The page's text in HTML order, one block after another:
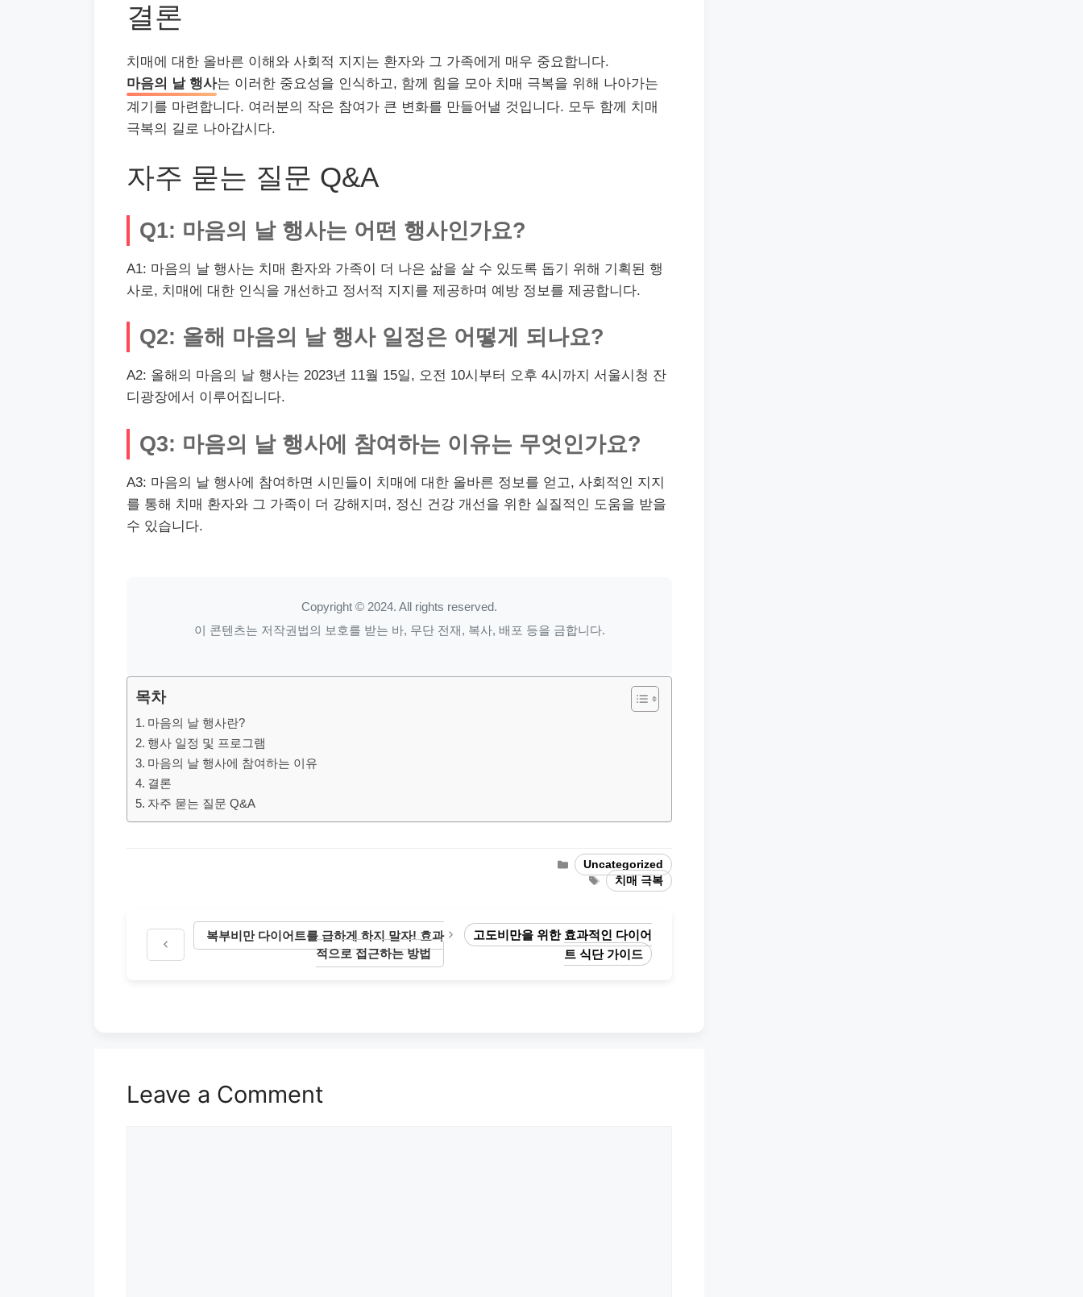
결론
치매에 대한 올바른 이해와 사회적 지지는 환자와 그 가족에게 매우 중요합니다.
마음의 날 행사는 이러한 중요성을 인식하고, 함께 힘을 모아 치매 극복을 위해 나아가는
계기를 마련합니다. 여러분의 작은 참여가 큰 변화를 만들어낼 것입니다. 모두 함께 치매
극복의 길로 나아갑시다.
자주 묻는 질문 Q&A
Q1: 마음의 날 행사는 어떤 행사인가요?
A1: 마음의 날 행사는 치매 환자와 가족이 더 나은 삶을 살 수 있도록 돕기 위해 기획된 행
사로, 치매에 대한 인식을 개선하고 정서적 지지를 제공하며 예방 정보를 제공합니다.
Q2: 올해 마음의 날 행사 일정은 어떻게 되나요?
A2: 올해의 마음의 날 행사는 2023년 11월 15일, 오전 10시부터 오후 4시까지 서울시청 잔
디광장에서 이루어집니다.
Q3: 마음의 날 행사에 참여하는 이유는 무엇인가요?
A3: 마음의 날 행사에 참여하면 시민들이 치매에 대한 올바른 정보를 얻고, 사회적인 지지
를 통해 치매 환자와 그 가족이 더 강해지며, 정신 건강 개선을 위한 실질적인 도움을 받을
수 있습니다.
Copyright © 2024. All rights reserved.
이 콘텐츠는 저작권법의 보호를 받는 바, 무단 전재, 복사, 배포 등을 금합니다.
목차
마음의 날 행사란?
행사 일정 및 프로그램
마음의 날 행사에 참여하는 이유
결론
자주 묻는 질문 Q&A
Categories
Uncategorized
Tags
치매 극복
복부비만 다이어트를 급하게 하지 말자! 효과
적으로 접근하는 방법
고도비만을 위한 효과적인 다이어
트 식단 가이드
Leave a Comment